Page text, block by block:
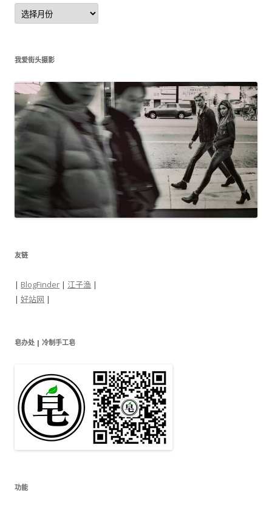
文
章
归
我爱街头摄影
友链
| BlogFinder | 江子渔 |
| 好站网 |
皂办处 | 冷制手工皂
功能